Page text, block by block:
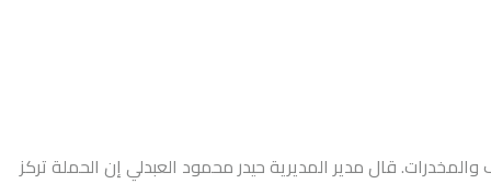
قال مدير المديرية حيدر محمود العبدلي إن الحملة تركز